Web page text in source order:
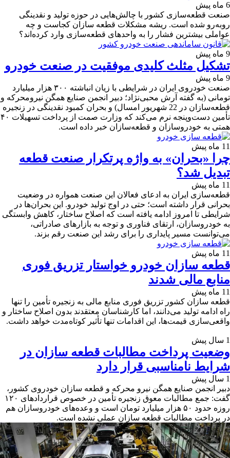
6 ماه پیش
صنعت قطعه‌سازی کشور با چالش‌هایی در حوزه تولید و نقدینگی
روبه‌رو شده است. ریشه مشکلات قطعه سازان کجاست و چه
عواملی بیشترین فشار را به واحدهای قطعه‌سازی وارد کرده‌اند؟
9 ماه پیش
تشکیل مثلث کلیدی موفقیت در صنعت خودرو
9 ماه پیش
صنعت خودروی ایران در شرایطی با زیان انباشته ۳۰۰ هزار میلیارد
تومانی (به گفته آرش محبی‌نژاد؛ دبیر انجمن صنایع همگن نیرومحرکه و
قطعه‌سازان در 22 شهریور امسال) و بحران کمبود نقدینگی در زنجیره
تأمین دست‌وپنجه نرم می‌کند که وزارت صمت از پرداخت تسهیلات ۴۰
همتی به خودروسازان و قطعه‌سازان خبر داده است.
11 ماه پیش
چرا «بحران» به واژه پرتکرار صنعت قطعه
تبدیل شد؟
11 ماه پیش
قطعه‌سازی ایران به ادعای فعالان این صنعت همواره در وضعیت
بحرانی قرار داشته است؛ حتی در اوج تولید خودرو. این بحران‌ها در
شرایطی تا امروز ادامه یافته است که اصلاح ساختار، کاهش وابستگی
به خودروسازان، ارتقای فناوری و توجه به بازارهای صادراتی،
می‌توانست مسیر پایداری را برای رشد این صنعت رقم بزند.
11 ماه پیش
قطعه سازان خودرو خواستار تزریق فوری
منابع مالی شدند
11 ماه پیش
قطعه سازان کشور تزریق فوری منابع مالی به زنجیره تأمین را تنها
راه ادامه تولید می‌دانند، اما کارشناسان معتقدند بدون اصلاح ساختار و
واقعی‌سازی قیمت‌ها، این اقدامات تنها تأثیر کوتاه‌مدت خواهد داشت.
1 سال پیش
وضعیت پرداخت مطالبات قطعه سازان در
شرایط نامناسبی قرار دارد
1 سال پیش
دبیر انجمن صنایع همگن نیرو محرکه و قطعه سازان خودروی کشور،
گفت: جمع مطالبات معوق زنجیره تأمین در خصوص قراردادهای ۱۲۰
روزه حدود ۵۰ هزار میلیارد تومان است و وعده‌های خودروسازان هم
در پرداخت مطالبات قطعه سازان عملی نشده است.